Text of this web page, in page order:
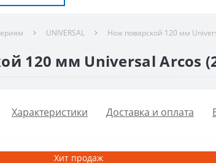
UNIVERSAL Нож поварской 120 мм
120 мм Universal Arcos
Характеристики Доставка и оплата
Хит продаж